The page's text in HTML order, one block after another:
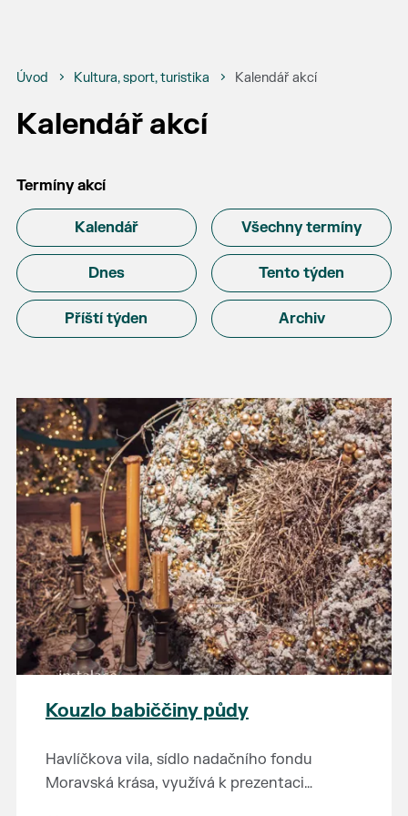
Úvod Kultura, sport, turistika Kalendář akcí
Kalendář akcí
Termíny akcí
Kalendář Všechny termíny
Dnes Tento týden
Příští týden Archiv
Kouzlo babiččiny půdy
Havlíčkova vila, sídlo nadačního fondu
Moravská krása, využívá k prezentaci